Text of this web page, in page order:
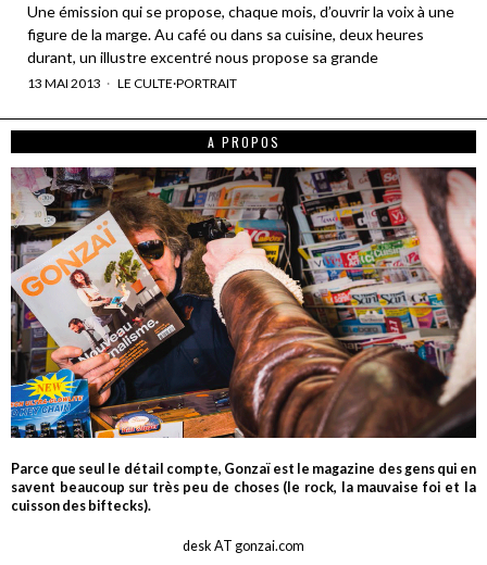
Une émission qui se propose, chaque mois, d’ouvrir la voix à une
figure de la marge. Au café ou dans sa cuisine, deux heures
durant, un illustre excentré nous propose sa grande
13 MAI 2013 LE CULTE·PORTRAIT
A PROPOS
Parce que seul le détail compte, Gonzaï est le magazine des gens qui en
savent beaucoup sur très peu de choses (le rock, la mauvaise foi et la
cuisson des biftecks).
desk AT gonzai.com